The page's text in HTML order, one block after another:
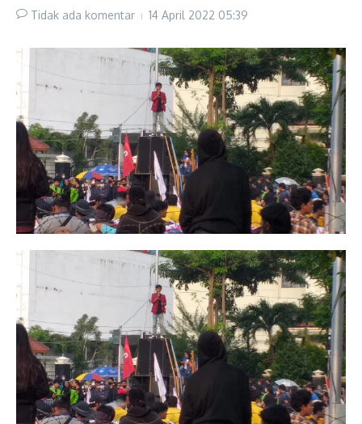
Tidak ada komentar 14 April 2022 05:39